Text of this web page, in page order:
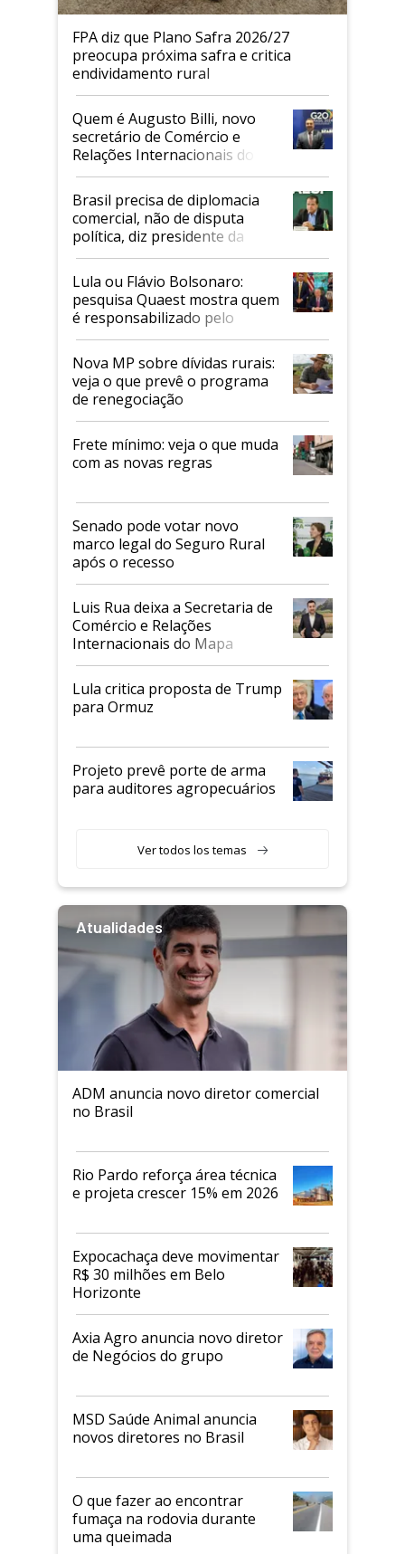
FPA diz que Plano Safra 2026/27
preocupa próxima safra e critica
endividamento rural
Quem é Augusto Billi, novo
secretário de Comércio e
Relações Internacionais do
Mapa
Brasil precisa de diplomacia
comercial, não de disputa
política, diz presidente da
Faesp
Lula ou Flávio Bolsonaro:
pesquisa Quaest mostra quem
é responsabilizado pelo
tarifaço dos EUA
Nova MP sobre dívidas rurais:
veja o que prevê o programa
de renegociação
Frete mínimo: veja o que muda
com as novas regras
Senado pode votar novo
marco legal do Seguro Rural
após o recesso
Luis Rua deixa a Secretaria de
Comércio e Relações
Internacionais do Mapa
Lula critica proposta de Trump
para Ormuz
Projeto prevê porte de arma
para auditores agropecuários
Ver todos los temas
Atualidades
ADM anuncia novo diretor comercial
no Brasil
Rio Pardo reforça área técnica
e projeta crescer 15% em 2026
Expocachaça deve movimentar
R$ 30 milhões em Belo
Horizonte
Axia Agro anuncia novo diretor
de Negócios do grupo
MSD Saúde Animal anuncia
novos diretores no Brasil
O que fazer ao encontrar
fumaça na rodovia durante
uma queimada